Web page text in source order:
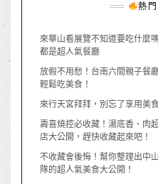
熱
來華山看展覽不知道要吃什麼
都是超人氣餐廳
放假不用愁！台南六間親子餐
輕鬆吃美食！
來行天宮拜拜，別忘了享用美
壽喜燒控必收藏！湯底香、肉
店大公開，趕快收藏起來吧！
不收藏會後悔！幫你整理出中
隊的超人氣美食大公開！